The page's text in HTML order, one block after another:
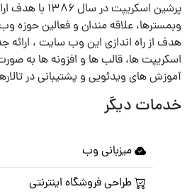
پرشین اسکریپت در
وبمسترها، علاقه مندان و فعالین حوزه
هدف از راه اندازی این وب سایت ، ارائه
اسکریپت ها، قالب ها و افزونه ها به
آموزش های ویدئویی و پشتیبانی در
خدمات دیگر
میزبانی وب
طراحی فروشگاه اینترنتی